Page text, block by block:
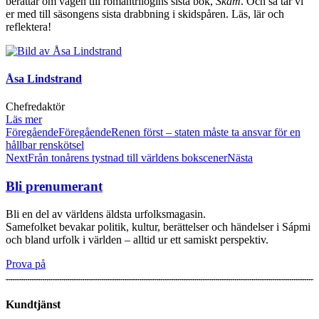
er med till säsongens sista drabbning i skidspåren. Läs, lär och
reflektera!
Åsa Lindstrand
Chefredaktör
Läs mer
FöregåendeFöregåendeRenen först – staten måste ta ansvar för en
hållbar renskötsel
NextFrån tonårens tystnad till världens bokscenerNästa
Bli prenumerant
Bli en del av världens äldsta urfolksmagasin.
Samefolket bevakar politik, kultur, berättelser och händelser i Sápmi
och bland urfolk i världen – alltid ur ett samiskt perspektiv.
Prova på
Kundtjänst